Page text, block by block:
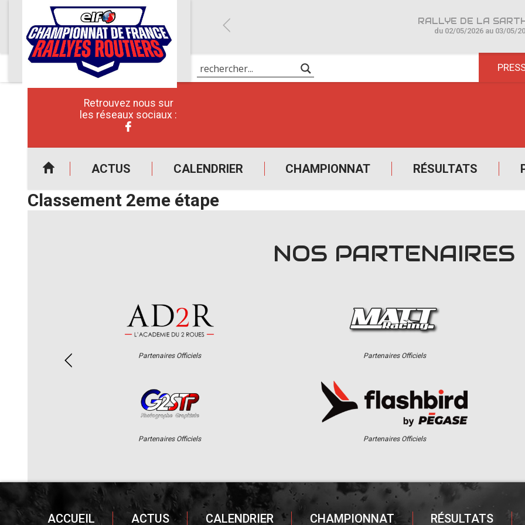
Retrouvez nous sur
les réseaux sociaux :
ACTUS CALENDRIER CHAMPIONNAT RÉSULTATS
du 02/05/2026 au 03/05/
Classement 2eme étape
NOS PARTENAIRES
Partenaires Officiels
Partenaires Officiels
Partenaires Officiels
Partenaires Officiels
ACCUEIL ACTUS CALENDRIER CHAMPIONNAT RÉSULTATS